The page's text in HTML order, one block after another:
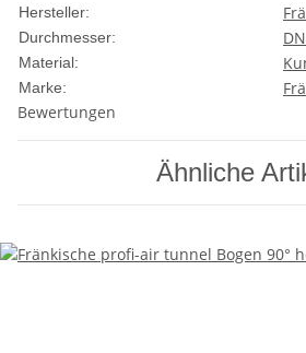
Hersteller:
Durchmesser:
Material:
Marke:
Bewertungen
Ähnliche